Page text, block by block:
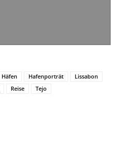
Häfen Hafenporträt
Lissabon
Reise Tejo